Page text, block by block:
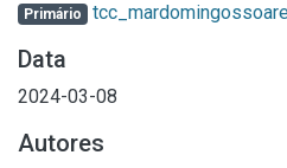
Primário
Data
2024-03-08
Autores